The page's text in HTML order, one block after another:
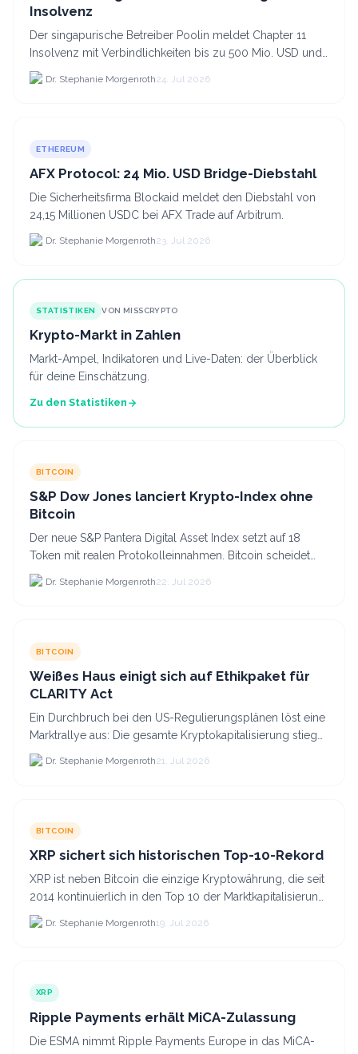
Insolvenz
Der singapurische Betreiber Poolin meldet Chapter 11
Insolvenz mit Verbindlichkeiten bis zu 500 Mio. USD und
plant den Verkauf zweier Texas-Standorte für.
Dr. Stephanie Morgenroth24. Jul 2026
ETHEREUM
AFX Protocol: 24 Mio. USD Bridge-Diebstahl
Die Sicherheitsfirma Blockaid meldet den Diebstahl von
24,15 Millionen USDC bei AFX Trade auf Arbitrum.
Dr. Stephanie Morgenroth23. Jul 2026
STATISTIKEN VON MISSCRYPTO
Krypto-Markt in Zahlen
Markt-Ampel, Indikatoren und Live-Daten: der Überblick
für deine Einschätzung.
Zu den Statistiken
BITCOIN
S&P Dow Jones lanciert Krypto-Index ohne
Bitcoin
Der neue S&P Pantera Digital Asset Index setzt auf 18
Token mit realen Protokolleinnahmen. Bitcoin scheidet
aufgrund fehlender Erträge für Halter aus dem.
Dr. Stephanie Morgenroth22. Jul 2026
BITCOIN
Weißes Haus einigt sich auf Ethikpaket für
CLARITY Act
Ein Durchbruch bei den US-Regulierungsplänen löst eine
Marktrallye aus: Die gesamte Kryptokapitalisierung stieg
am 21.
Dr. Stephanie Morgenroth21. Jul 2026
BITCOIN
XRP sichert sich historischen Top-10-Rekord
XRP ist neben Bitcoin die einzige Kryptowährung, die seit
2014 kontinuierlich in den Top 10 der Marktkapitalisierung
verblieb.
Dr. Stephanie Morgenroth19. Jul 2026
XRP
Ripple Payments erhält MiCA-Zulassung
Die ESMA nimmt Ripple Payments Europe in das MiCA-